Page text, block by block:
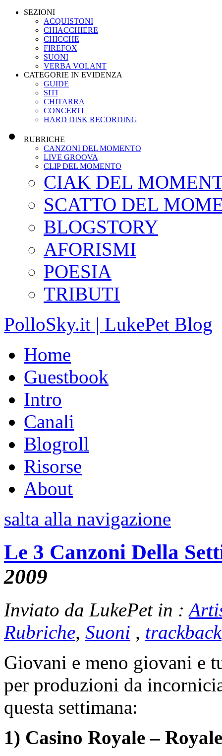
SEZIONI
ACQUISTONI
CHIACCHIERE
CHICCHE
FIREFOX
SUONI
VERBA VOLANT
CATEGORIE IN EVIDENZA
GUIDE
SITI
CHITARRA
CONCERTI
HARD DISK RECORDING
RUBRICHE
CANZONI DEL MOMENTO
LIVE GROOVA
CLIP DEL MOMENTO
CIAK DEL
SCATTO DEL
BLOGSTORY
AFORISMI
POESIA
TRIBUTI
PolloSky.it | LukePet Blog
Home
Guestbook
Intro
Canali
Blogroll
Risorse
About
salta alla navigazione
Le 3 Canzoni Della
2009
Inviato da LukePet in :
Rubriche, Suoni , trackback
Giovani e meno giovani e
per produzioni da
questa settimana:
1) Casino Royale –